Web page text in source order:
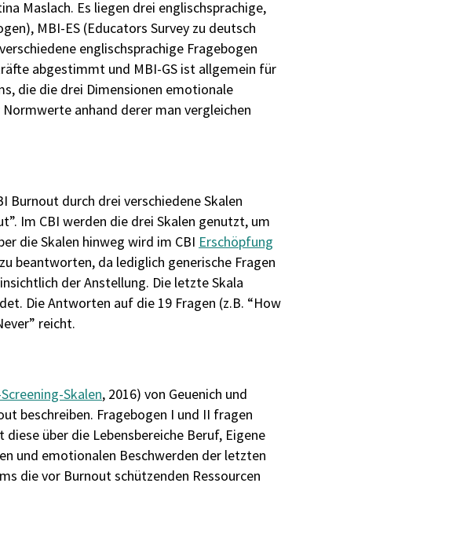
Maslach. Es liegen drei englischsprachige,
MBI-ES (Educators Survey zu deutsch
englischsprachige Fragebogen
abgestimmt und MBI-GS ist allgemein für
die die drei Dimensionen emotionale
anhand derer man vergleichen
Burnout durch drei verschiedene Skalen
Im CBI werden die drei Skalen genutzt, um
die Skalen hinweg wird im CBI Erschöpfung
beantworten, da lediglich generische Fragen
der Anstellung. Die letzte Skala
Die Antworten auf die 19 Fragen (z.B. “How
reicht.
Skalen, 2016) von Geuenich und
beschreiben. Fragebogen I und II fragen
über die Lebensbereiche Beruf, Eigene
und emotionalen Beschwerden der letzten
die vor Burnout schützenden Ressourcen